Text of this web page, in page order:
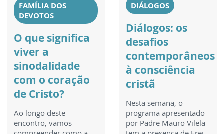
FAMÍLIA DOS
DEVOTOS
O que significa
viver a
sinodalidade
com o coração
de Cristo?
Ao longo deste
encontro, vamos
DIÁLOGOS
Diálogos: os
desafios
contemporâneos
à consciência
cristã
Nesta semana, o
programa apresentado
por Padre Mauro Vilela